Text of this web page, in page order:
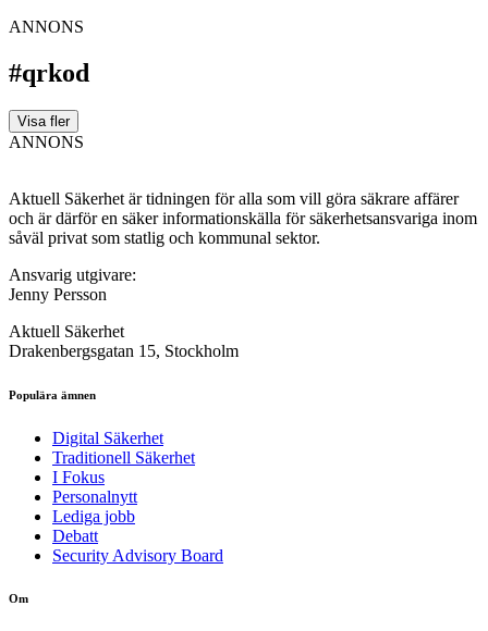
ANNONS
#qrkod
Visa fler
ANNONS
Aktuell Säkerhet är tidningen för alla som vill göra säkrare affärer
och är därför en säker informationskälla för säkerhets­ansvariga inom
såväl privat som statlig och kommunal sektor.
Ansvarig utgivare:
Jenny Persson
Aktuell Säkerhet
Drakenbergsgatan 15, Stockholm
Populära ämnen
Digital Säkerhet
Traditionell Säkerhet
I Fokus
Personalnytt
Lediga jobb
Debatt
Security Advisory Board
Om